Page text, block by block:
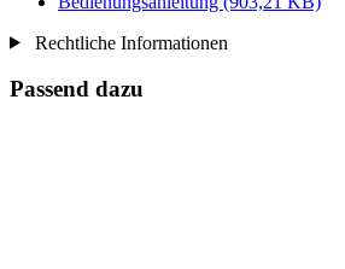
Rechtliche Informationen
Passend dazu